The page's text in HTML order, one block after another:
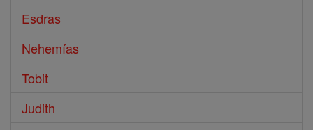
Esdras
Nehemías
Tobit
Judith